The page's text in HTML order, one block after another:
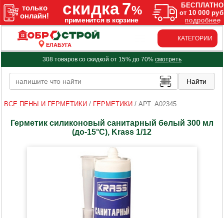
ЕЛАБУГА
КАТЕГОРИИ
308 товаров со скидкой от 15% до 70% смотреть
ВСЕ ПЕНЫ И ГЕРМЕТИКИ / ГЕРМЕТИКИ / АРТ. A02345
Герметик силиконовый санитарный белый 300 мл
(до-15°C), Krass 1/12